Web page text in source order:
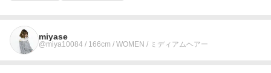
miyase
@miya10084 / 166cm / WOMEN / ミディアムヘアー